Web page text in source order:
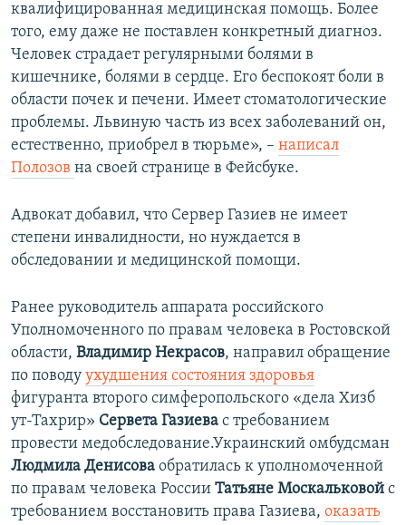
квалифицированная медицинская помощь. Более
того, ему даже не поставлен конкретный диагноз.
Человек страдает регулярными болями в
кишечнике, болями в сердце. Его беспокоят боли в
области почек и печени. Имеет стоматологические
проблемы. Львиную часть из всех заболеваний он,
естественно, приобрел в тюрьме», – написал
Полозов на своей странице в Фейсбуке.
Адвокат добавил, что Сервер Газиев не имеет
степени инвалидности, но нуждается в
обследовании и медицинской помощи.
Ранее руководитель аппарата российского
Уполномоченного по правам человека в Ростовской
области, Владимир Некрасов, направил обращение
по поводу ухудшения состояния здоровья
фигуранта второго симферопольского «дела Хизб
ут-Тахрир» Сервета Газиева с требованием
провести медобследование.Украинский омбудсман
Людмила Денисова обратилась к уполномоченной
по правам человека России Татьяне Москальковой с
требованием восстановить права Газиева, оказать